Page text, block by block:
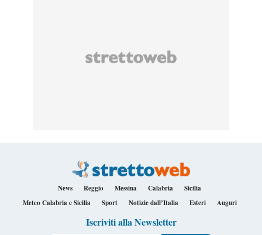
News Reggio Messina Calabria
Sicilia
Meteo Calabria e Sicilia
Sport Notizie dall’Italia Esteri Auguri
Iscriviti alla Newsletter